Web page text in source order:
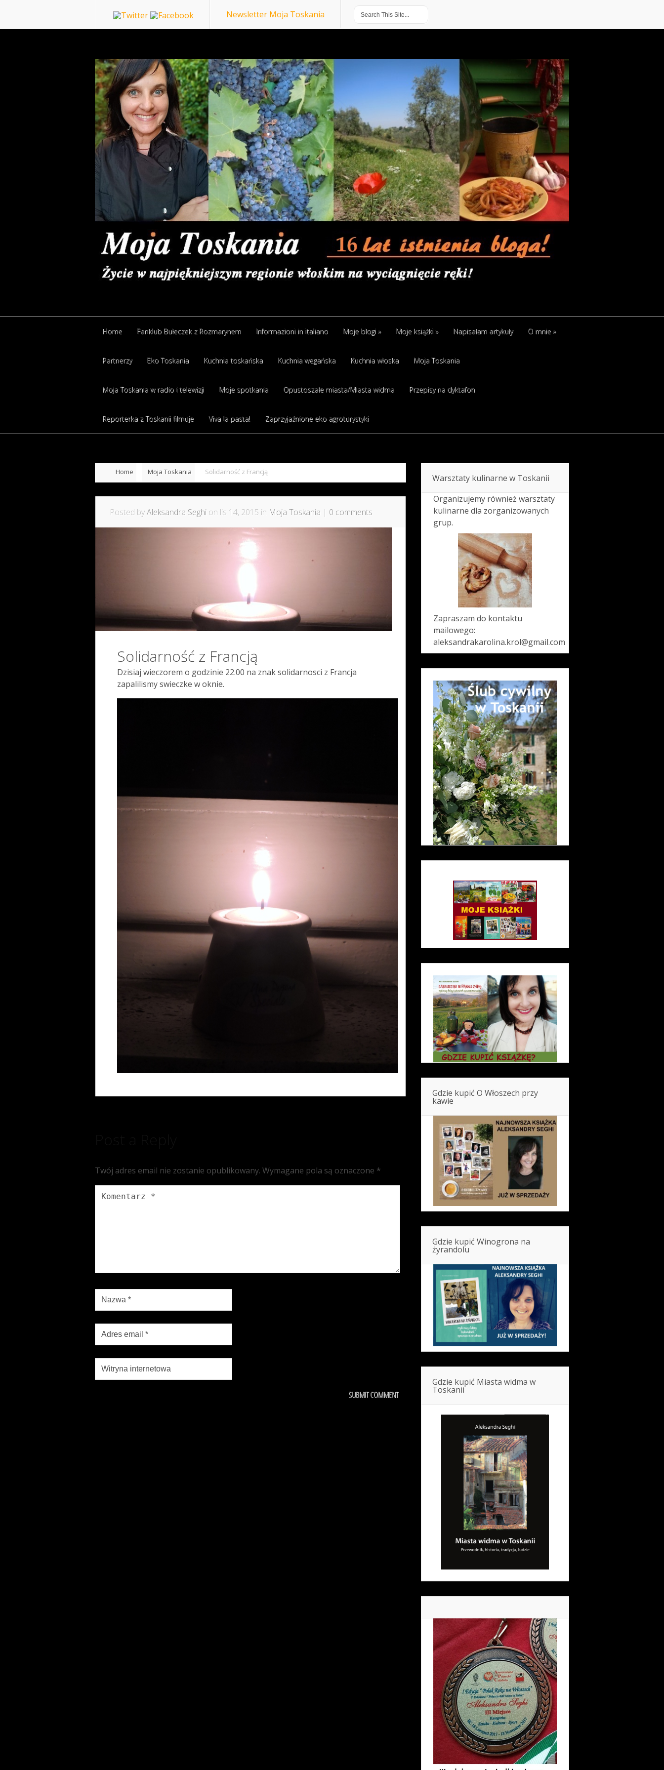
Newsletter Moja Toskania
Home Fanklub Bułeczek z Rozmarynem Informazioni in italiano Moje blogi » Moje książki » Napisałam artykuły O mnie »
Partnerzy Eko Toskania Kuchnia toskańska Kuchnia wegańska Kuchnia włoska Moja Toskania
Moja Toskania w radio i telewizji Moje spotkania Opustoszałe miasta/Miasta widma Przepisy na dyktafon
Reporterka z Toskanii filmuje Viva la pasta! Zaprzyjaźnione eko agroturystyki
Home Moja Toskania Solidarność z Francją
Posted byAleksandra Seghi on lis 14, 2015 in Moja Toskania | 0 comments
Solidarność z Francją
Dzisiaj wieczorem o godzinie 22.00 na znak solidarnosci z Francja
zapalilismy swieczke w oknie.
Twój adres email nie zostanie opublikowany. Wymagane pola są oznaczone *
Warsztaty kulinarne w Toskanii
Organizujemy również warsztaty
kulinarne dla zorganizowanych
grup.
Zapraszam do kontaktu
mailowego:
aleksandrakarolina.krol@gmail.com
Gdzie kupić O Włoszech przy
kawie
Gdzie kupić Winogrona na
żyrandolu
Gdzie kupić Miasta widma w
Toskanii